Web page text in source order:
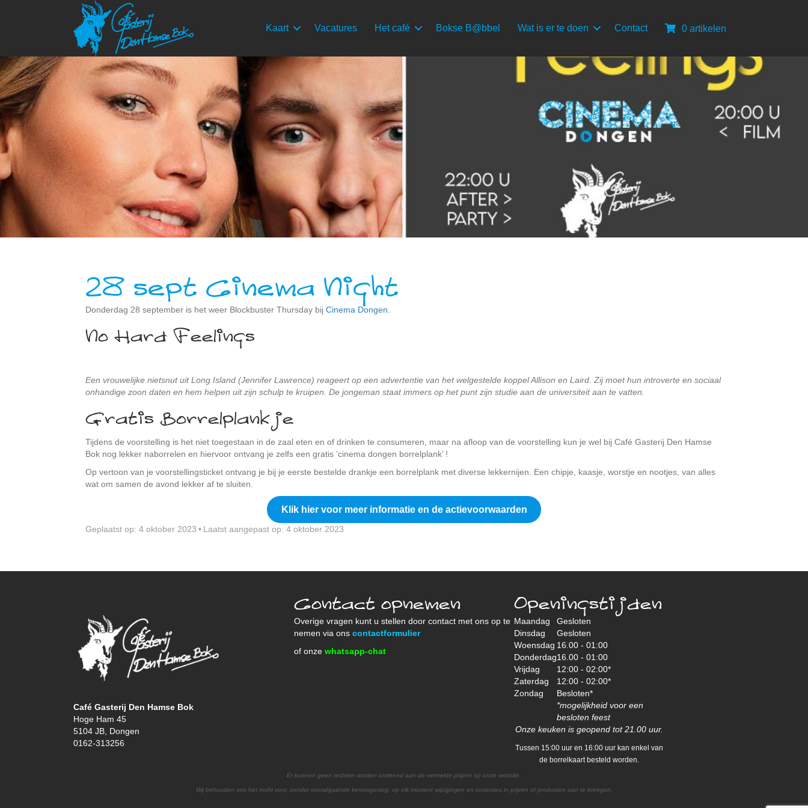
Kaart Vacatures Het café Bokse B@bbel Wat is er te doen Contact 0 artikelen
28 sept Cinema Night
Donderdag 28 september is het weer Blockbuster Thursday bij Cinema Dongen.
No Hard Feelings
Een vrouwelijke nietsnut uit Long Island (Jennifer Lawrence) reageert op een advertentie van het welgestelde koppel Allison en Laird. Zij moet hun introverte en sociaal
onhandige zoon daten en hem helpen uit zijn schulp te kruipen. De jongeman staat immers op het punt zijn studie aan de universiteit aan te vatten.
Gratis Borrelplankje
Tijdens de voorstelling is het niet toegestaan in de zaal eten en of drinken te consumeren, maar na afloop van de voorstelling kun je wel bij Café Gasterij Den Hamse
Bok nog lekker naborrelen en hiervoor ontvang je zelfs een gratis ‘cinema dongen borrelplank’ !
Op vertoon van je voorstellingsticket ontvang je bij je eerste bestelde drankje een borrelplank met diverse lekkernijen. Een chipje, kaasje, worstje en nootjes, van alles
wat om samen de avond lekker af te sluiten.
Klik hier voor meer informatie en de actievoorwaarden
Geplaatst op: 4 oktober 2023 • Laatst aangepast op: 4 oktober 2023
Café Gasterij Den Hamse Bok
Hoge Ham 45
5104 JB, Dongen
0162-313256
Contact opnemen
Overige vragen kunt u stellen door contact met ons op te
nemen via ons contactformulier
of onze whatsapp-chat
Openingstijden
Maandag
Gesloten
Dinsdag
Gesloten
Woensdag 16.00 - 01:00
Donderdag16.00 - 01:00
Vrijdag
12:00 - 02:00*
Zaterdag
12:00 - 02:00*
Zondag
Besloten*
*mogelijkheid voor een
besloten feest
Onze keuken is geopend tot 21.00 uur.
Tussen 15:00 uur en 16:00 uur kan enkel van
de borrelkaart besteld worden.
Er kunnen geen rechten worden ontleend aan de vermelde prijzen op onze website.
Wij behouden ons het recht voor, zonder voorafgaande kennisgeving, op elk moment wijzigingen en correcties in prijzen of producten aan te brengen.